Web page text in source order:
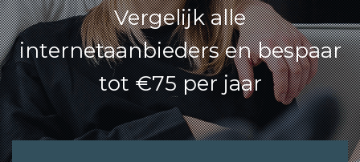
Vergelijk alle
internetaanbieders en bespaar
tot €75 per jaar